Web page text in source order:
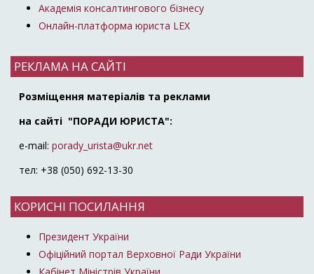
Академія консалтингового бізнесу
Онлайн-платформа юриста LEX
РЕКЛАМА НА САЙТІ
Розміщення матеріалів та реклами
на сайті "ПОРАДИ ЮРИСТА":
e-mail: porady_urista@ukr.net
тел: +38 (050) 692-13-30
КОРИСНІ ПОСИЛАННЯ
Президент України
Офіційний портал Верховної Ради України
Кабінет Міністрів України